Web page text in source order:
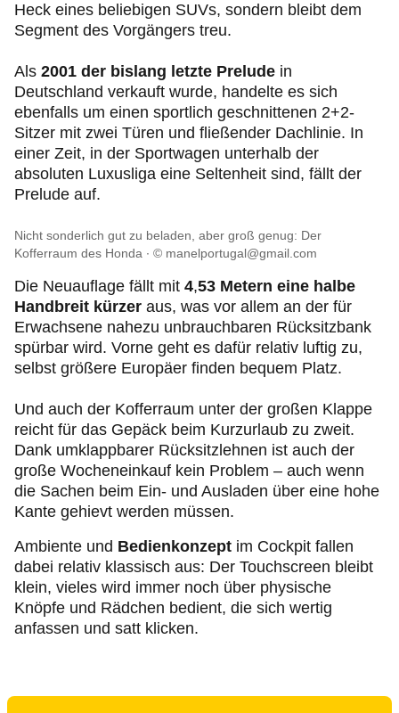
Heck eines beliebigen SUVs, sondern bleibt dem
Segment des Vorgängers treu.
Als 2001 der bislang letzte Prelude in
Deutschland verkauft wurde, handelte es sich
ebenfalls um einen sportlich geschnittenen 2+2-
Sitzer mit zwei Türen und fließender Dachlinie. In
einer Zeit, in der Sportwagen unterhalb der
absoluten Luxusliga eine Seltenheit sind, fällt der
Prelude auf.
Nicht sonderlich gut zu beladen, aber groß genug: Der
Kofferraum des Honda
© manelportugal@gmail.com
Die Neuauflage fällt mit 4,53 Metern eine halbe
Handbreit kürzer aus, was vor allem an der für
Erwachsene nahezu unbrauchbaren Rücksitzbank
spürbar wird. Vorne geht es dafür relativ luftig zu,
selbst größere Europäer finden bequem Platz.
Und auch der Kofferraum unter der großen Klappe
reicht für das Gepäck beim Kurzurlaub zu zweit.
Dank umklappbarer Rücksitzlehnen ist auch der
große Wocheneinkauf kein Problem – auch wenn
die Sachen beim Ein- und Ausladen über eine hohe
Kante gehievt werden müssen.
Ambiente und Bedienkonzept im Cockpit fallen
dabei relativ klassisch aus: Der Touchscreen bleibt
klein, vieles wird immer noch über physische
Knöpfe und Rädchen bedient, die sich wertig
anfassen und satt klicken.